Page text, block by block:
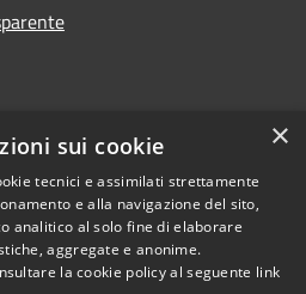
Copyright © 2026 • Comune di
Brusciano • Powered by
×
sui cookie
tecnici e assimilati strettamente
e alla navigazione del sito,
analitico al solo fine di elaborare
aggregate e anonime.
la cookie policy al seguente link